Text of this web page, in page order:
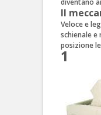
diventano
Il
Veloce e
schienale
posizione
1